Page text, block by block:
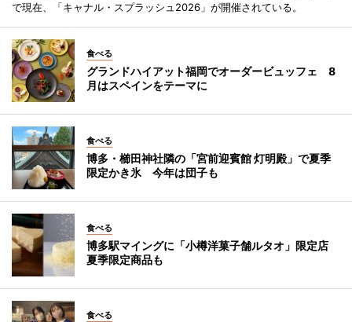
で現在、「キャナル・スプラッシュ2026」が開催されている。
食べる
グランドハイアット福岡でオーダービュッフェ 8
月はスペインをテーマに
食べる
博多・櫛田神社隣の「宮前迎賓館 灯明殿」で夏季
限定かき氷 今年は団子も
食べる
博多駅マイングに「小樽洋菓子舗ルタオ」限定店
夏季限定商品も
食べる